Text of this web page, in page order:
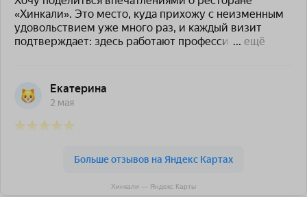
Хинкали — Яндекс Карты